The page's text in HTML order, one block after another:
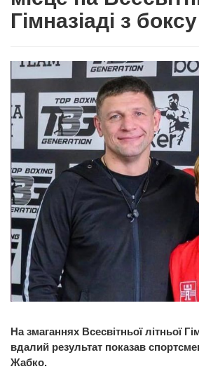
Гімназіаді з боксу
На змаганнях Всесвітньої літньої
вдалий результат показав
Жабко.